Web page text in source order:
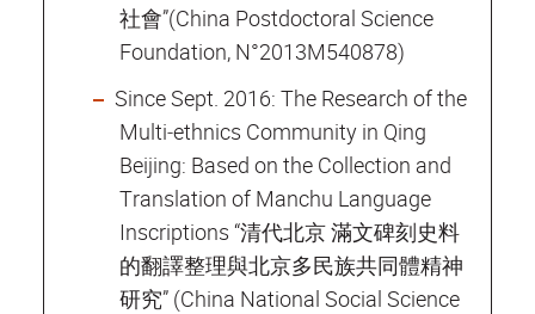
社會”(China Postdoctoral Science
Foundation, N°2013M540878)
Since Sept. 2016: The Research of the
Multi‐ethnics Community in Qing
Beijing: Based on the Collection and
Translation of Manchu Language
Inscriptions “清代北京 滿文碑刻史料
的翻譯整理與北京多民族共同體精神
研究” (China National Social Science